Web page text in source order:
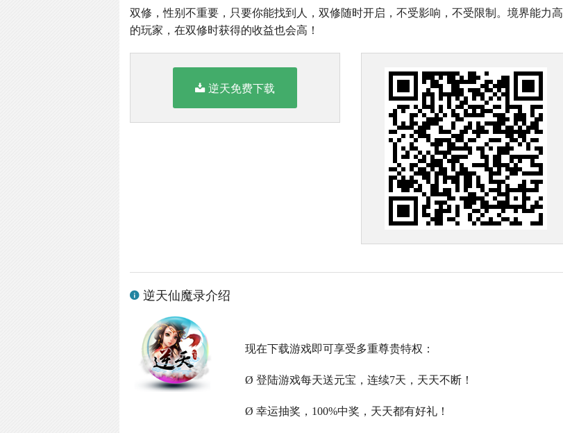
双修，性别不重要，只要你能找到人，双修随时开启，不受影响，不受限制。境界能力高
的玩家，在双修时获得的收益也会高！
逆天免费下载
逆天仙魔录介绍
现在下载游戏即可享受多重尊贵特权：
Ø 登陆游戏每天送元宝，连续7天，天天不断！
Ø 幸运抽奖，100%中奖，天天都有好礼！